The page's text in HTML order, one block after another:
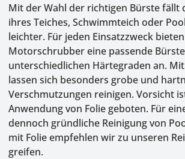
Mit der Wahl der richtigen Bürste fällt
ihres Teiches, Schwimmteich oder
leichter. Für jeden Einsatzzweck
Motorschrubber eine passende
unterschiedlichen Härtegraden an.
lassen sich besonders grobe und
Verschmutzungen reinigen. Vorsicht
Anwendung von Folie geboten. Für
dennoch gründliche Reinigung von
mit Folie empfehlen wir zu unseren
greifen.